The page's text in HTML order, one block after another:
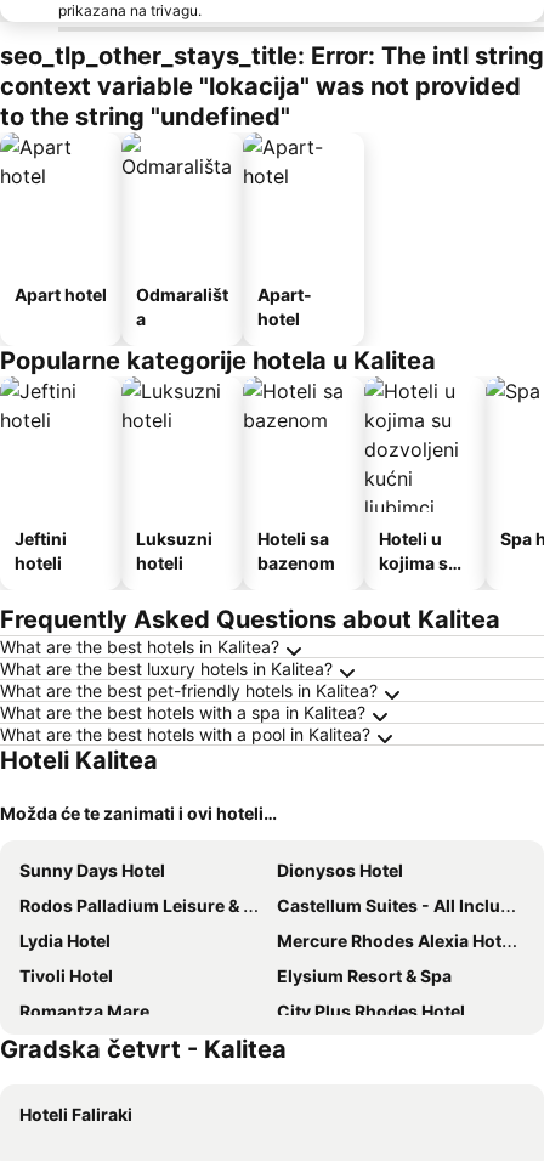
prikazana na trivagu.
seo_tlp_other_stays_title: Error: The intl string
context variable "lokacija" was not provided
to the string "undefined"
Apart hotel
Odmarališt
a
Apart-
hotel
Popularne kategorije hotela u Kalitea
Jeftini
hoteli
Luksuzni
hoteli
Hoteli sa
bazenom
Hoteli u
kojima su
kućni
ljubimci
Spa
Frequently Asked Questions about Kalitea
What are the best hotels in Kalitea?
What are the best luxury hotels in Kalitea?
What are the best pet-friendly hotels in Kalitea?
What are the best hotels with a spa in Kalitea?
What are the best hotels with a pool in Kalitea?
Hoteli Kalitea
Možda će te zanimati i ovi hoteli…
Sunny Days Hotel
Dionysos Hotel
Rodos Palladium Leisure & Wellness
Castellum Suites - All Inclusive
Lydia Hotel
Mercure Rhodes Alexia Hotel & Spa
Tivoli Hotel
Elysium Resort & Spa
Romantza Mare
City Plus Rhodes Hotel
Sotirakis Hotel
Mediterranean Hotel
Golden Odyssey
Gradska četvrt - Kalitea
Hoteli Faliraki